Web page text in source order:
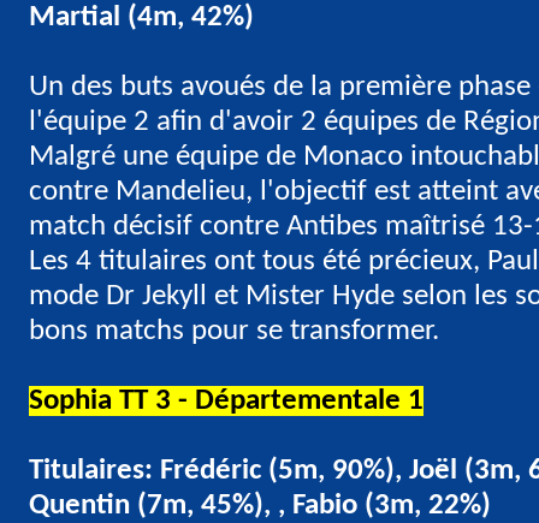
Martial (4m, 42%)
Un des buts avoués de la première
l'équipe 2 afin d'avoir 2 équipes de
Malgré une équipe de Monaco
contre Mandelieu, l'objectif est atteint
match décisif contre Antibes maîtrisé 13-
Les 4 titulaires ont tous été précieux,
mode Dr Jekyll et Mister Hyde selon les
bons matchs pour se transformer.
Sophia TT 3 - Départementale 1
Titulaires: Frédéric (5m, 90%), Joël (3m,
Quentin (7m, 45%), , Fabio (3m, 22%)